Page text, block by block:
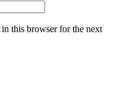
this browser for the next